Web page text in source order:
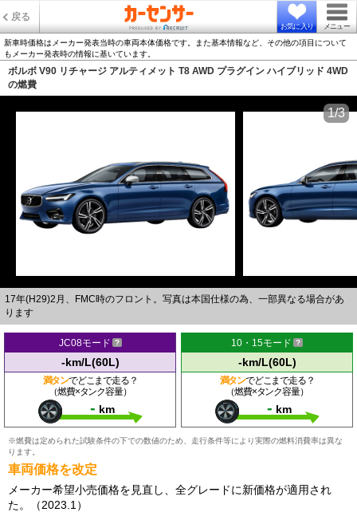
戻る
お気に入り メニュー
新車時価格はメーカー発表当時の車両本体価格です。また基本情報など、その他の項目について
もメーカー発表時の情報に基いています。
ボルボ V90 リチャージ アルティメット T8 AWD プラグイン ハイブリッド 4WD
の燃費
17年(H29)2月、FMC時のフロント。写真は本国仕様の為、一部異なる場合があ
ります
1/3
JC08モード
-km/L(60L)
満タンでどこまで走る？
（燃費×タンク容量）
- km
10・15モード
-km/L(60L)
満タンでどこまで走る？
（燃費×タンク容量）
- km
※燃費は定められた試験条件の下での数値のため、走行条件等により実際の燃料消費率は異な
ります。
車両価格を改定
メーカー希望小売価格を見直し、全グレードに新価格が適用され
た。（2023.1）